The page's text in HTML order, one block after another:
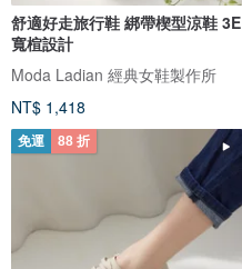
舒適好走旅行鞋 綁帶楔型涼鞋 3E
寬楦設計
Moda Ladian 經典女鞋製作所
NT$ 1,418
免運 88 折